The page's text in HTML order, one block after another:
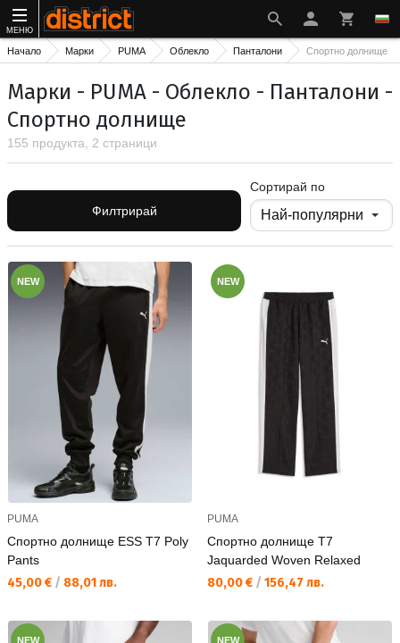
МЕНЮ
Начало Марки PUMA Облекло Панталони Спортно долнище
Марки - PUMA - Облекло - Панталони -
Спортно долнище
155 продукта, 2 страници
Филтрирай
Сортирай по
NEW
PUMA
Спортно долнище ESS T7 Poly
Pants
Текуща цена:
45,00 € / 88,01 лв.
NEW
PUMA
Спортно долнище T7
Jaquarded Woven Relaxed
Текуща цена:
80,00 € / 156,47 лв.
NEW NEW